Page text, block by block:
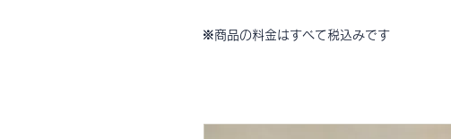
※商品の料金はすべて税込みです